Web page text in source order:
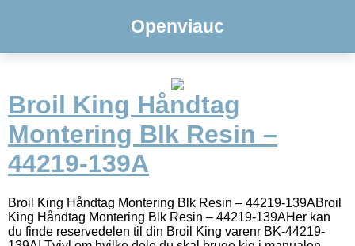
Openviauc
Broil King Håndtag
Montering Blk Resin –
44219-139A
Broil King Håndtag Montering Blk Resin – 44219-139ABroil
King Håndtag Montering Blk Resin – 44219-139AHer kan
du finde reservedelen til din Broil King varenr BK-44219-